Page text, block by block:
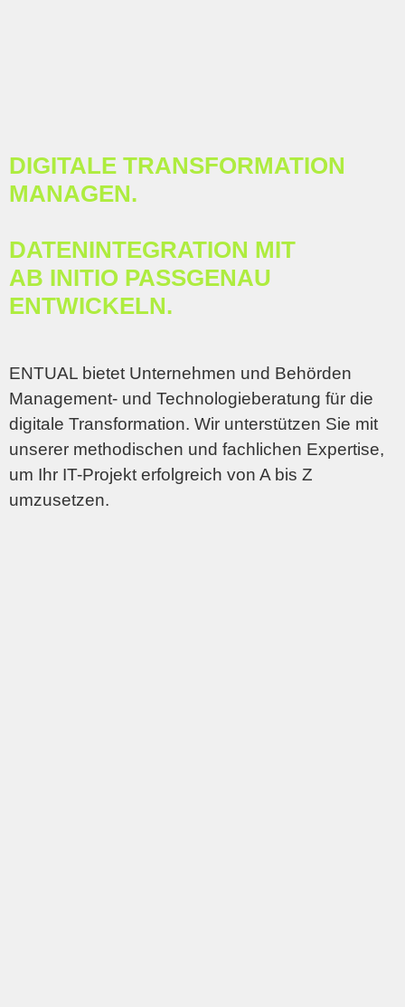
DIGITALE TRANS­FORMATION
MANAGEN.
DATENINTE­GRATION MIT
AB INITIO PASSGENAU
ENTWICKELN.
ENTUAL bietet Unternehmen und Behörden
Management- und Technologie­beratung für die
digitale Transformation. Wir unterstützen Sie mit
unserer methodischen und fachlichen Expertise,
um Ihr IT-Projekt erfolgreich von A bis Z
umzusetzen.